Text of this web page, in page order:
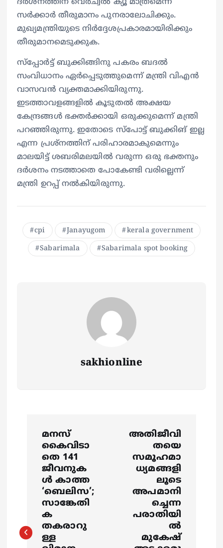
ദർശനത്തിന് വെർച്വൽ ക്യൂ മാത്രമെന്ന
സർക്കാർ തീരുമാനം പുനരാലോചിക്കും.
മുഖ്യമന്ത്രിയുടെ നിർദ്ദേശപ്രകാരമായിരിക്കും
തീരുമാനമെടുക്കുക.
സ്പ്പോർട്ട് ബുക്കിങ്ങിനു പകരം ബദൽ
സംവിധാനം ഏർപ്പെടുത്തുമെന്ന് മന്ത്രി വിഎൻ
വാസവൻ വ്യക്തമാക്കിയിരുന്നു.
ഇടത്താവളങ്ങളിൽ കൂടുതൽ അക്ഷയ
കേന്ദ്രങ്ങൾ ഭക്തർക്കായി ഒരുക്കുമെന്ന് മന്ത്രി
പറഞ്ഞിരുന്നു. ഇതോടെ സ്പോട്ട് ബുക്കിങ് ഇല്ല
എന്ന പ്രശ്നത്തിന് പരിഹാരമാകുമെന്നും
മാലയിട്ട് ശബരിമലയിൽ വരുന്ന ഒരു ഭക്തനും
ദർശനം നടത്താതെ പോകേണ്ടി വരില്ലെന്ന്
മന്ത്രി ഉറപ്പ് നൽകിയിരുന്നു.
cpi Janayugom kerala government
Sabarimala Sabarimala spot booking
sakhionline
n
മനസ്
കൈവിടാ
തെ 141
ജീവനുക
ള്‍ കാത്ത
‘ബെലിസ’;
സാങ്കേതി
ക
തകരാറു
ള്ള
അതിജീവി
തയെ
സമൂഹമാ
ധ്യമങ്ങളി
ലൂടെ
അപമാനി
ച്ചെന്ന
പരാതിയി
ൽ
മുകേഷ്